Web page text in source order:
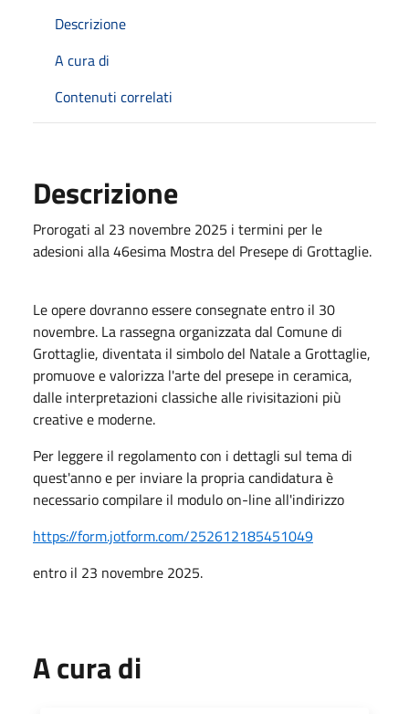
Descrizione
A cura di
Contenuti correlati
Descrizione
Prorogati al 23 novembre 2025 i termini per le
adesioni alla 46esima Mostra del Presepe di Grottaglie.
Le opere dovranno essere consegnate entro il 30
novembre. La rassegna organizzata dal Comune di
Grottaglie, diventata il simbolo del Natale a Grottaglie,
promuove e valorizza l'arte del presepe in ceramica,
dalle interpretazioni classiche alle rivisitazioni più
creative e moderne.
Per leggere il regolamento con i dettagli sul tema di
quest'anno e per inviare la propria candidatura è
necessario compilare il modulo on-line all'indirizzo
https://form.jotform.com/252612185451049
entro il 23 novembre 2025.
A cura di